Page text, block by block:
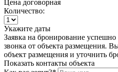
Цена договорная
Количество:
Укажите даты
Заявка на бронирование
звонка от объекта размещения.
объект размещения и уточнить
Показать контакты объекта